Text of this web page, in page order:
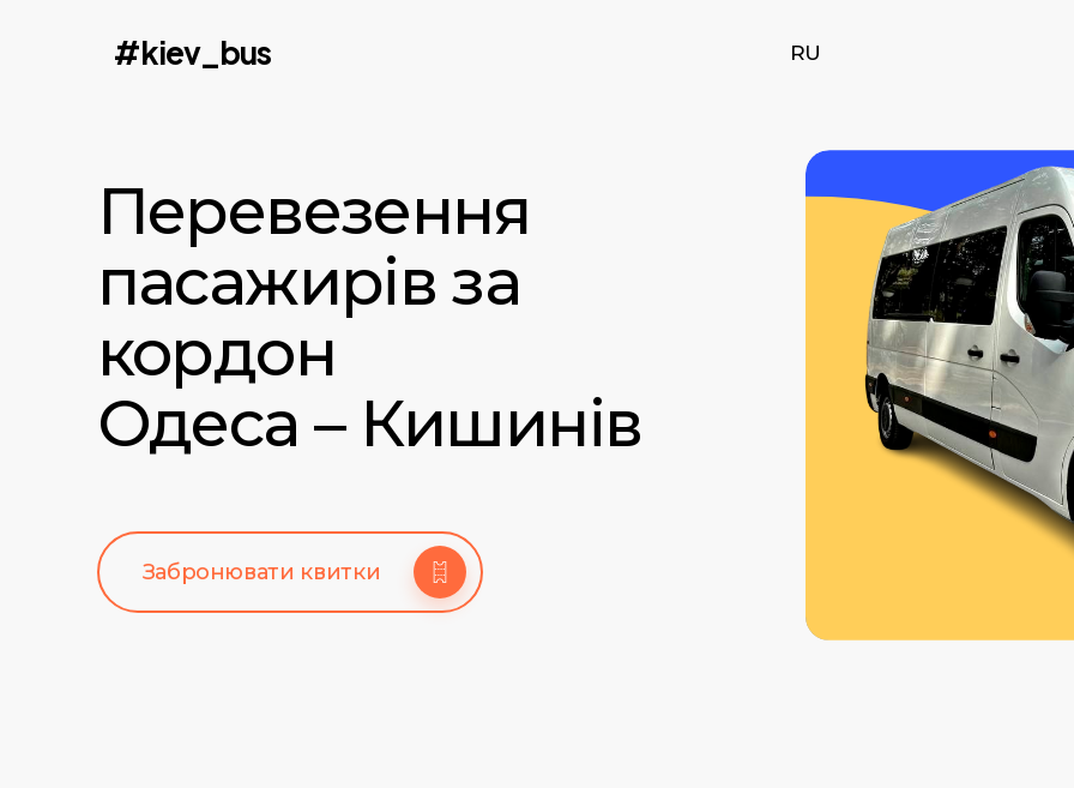
#kiev_bus RU
Перевезення
пасажирів за
кордон
Одеса – Кишинів
Забронювати квитки